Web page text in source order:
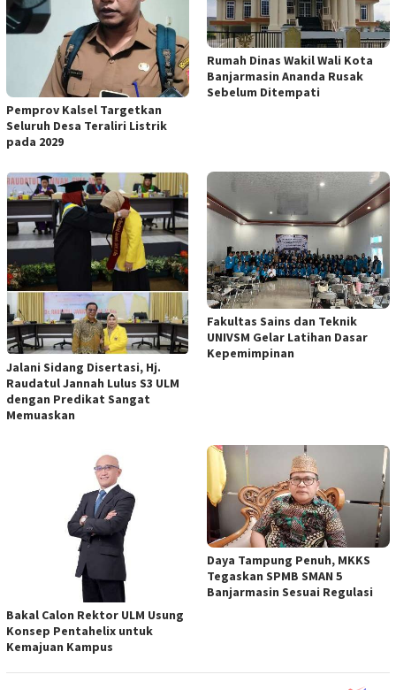
Pemprov Kalsel Targetkan
Seluruh Desa Teraliri Listrik
pada 2029
Rumah Dinas Wakil Wali Kota
Banjarmasin Ananda Rusak
Sebelum Ditempati
Jalani Sidang Disertasi, Hj.
Raudatul Jannah Lulus S3 ULM
dengan Predikat Sangat
Memuaskan
Fakultas Sains dan Teknik
UNIVSM Gelar Latihan Dasar
Kepemimpinan
Bakal Calon Rektor ULM Usung
Konsep Pentahelix untuk
Kemajuan Kampus
Daya Tampung Penuh, MKKS
Tegaskan SPMB SMAN 5
Banjarmasin Sesuai Regulasi